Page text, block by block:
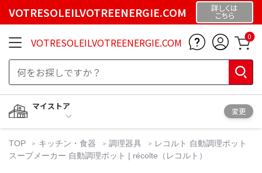
VOTRESOLEILVOTREENERGIE.COM 詳しくは
こちら
VOTRESOLEILVOTREENERGIE.COM 0
マイストア
変更
TOP キッチン・食器 調理器具
レコルト 自動調理ポット
スープメーカー 自動調理ポット | récolte（レコルト）